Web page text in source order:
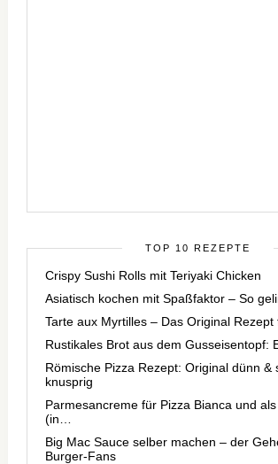
TOP 10 REZEPTE
Crispy Sushi Rolls mit Teriyaki Chicken
Asiatisch kochen mit Spaßfaktor – So
Tarte aux Myrtilles – Das Original Rezept
Rustikales Brot aus dem Gusseisentopf:
Römische Pizza Rezept: Original dünn &
knusprig
Parmesancreme für Pizza Bianca und als
(in…
Big Mac Sauce selber machen – der
Burger-Fans